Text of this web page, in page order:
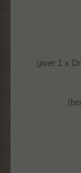
giver 1 x